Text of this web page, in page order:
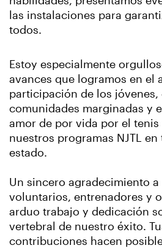
las instalaciones para
todos.
Estoy especialmente
avances que logramos en el
participación de los jóvenes,
comunidades marginadas y
amor de por vida por el tenis
nuestros programas NJTL
estado.
Un sincero agradecimiento a
voluntarios, entrenadores y
arduo trabajo y dedicación
vertebral de nuestro éxito.
contribuciones hacen